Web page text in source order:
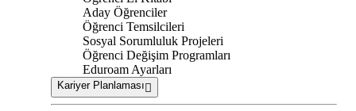
Aday Öğrenciler
Öğrenci Temsilcileri
Sosyal Sorumluluk Projeleri
Öğrenci Değişim Programları
Eduroam Ayarları
Kariyer Planlaması